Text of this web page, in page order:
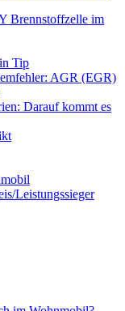
Brennstoffzelle im
Tip
AGR (EGR)
Darauf kommt es
Leistungssieger